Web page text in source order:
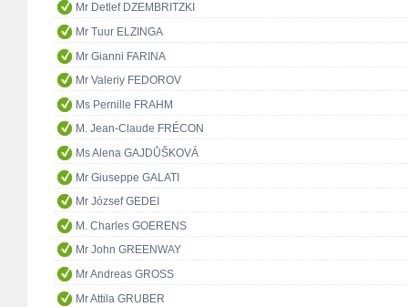
Mr Detlef DZEMBRITZKI
Mr Tuur ELZINGA
Mr Gianni FARINA
Mr Valeriy FEDOROV
Ms Pernille FRAHM
M. Jean-Claude FRÉCON
Ms Alena GAJDŮŠKOVÁ
Mr Giuseppe GALATI
Mr József GEDEI
M. Charles GOERENS
Mr John GREENWAY
Mr Andreas GROSS
Mr Attila GRUBER